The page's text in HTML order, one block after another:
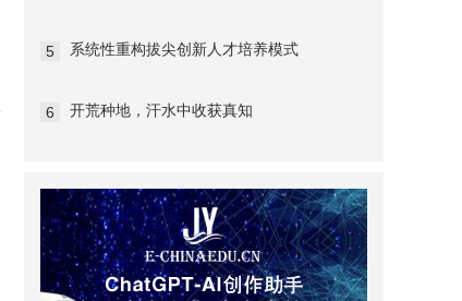
5 系统性重构拔尖创新人才培养模式
6 开荒种地，汗水中收获真知